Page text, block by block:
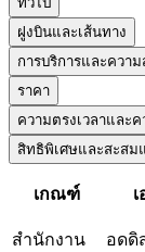
ฝูงบินและเส้นทาง
การบริการและควา
ราคา
ความตรงเวลาและ
สิทธิพิเศษและสะสม
เกณฑ์
สำนักงาน
อดดิ